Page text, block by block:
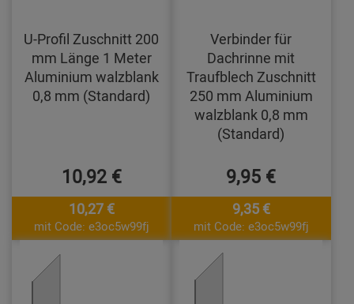
U-Profil Zuschnitt 200
mm Länge 1 Meter
Aluminium walzblank
0,8 mm (Standard)
10,92 €
10,27 €
mit Code: e3oc5w99fj
Verbinder für
Dachrinne mit
Traufblech Zuschnitt
250 mm Aluminium
walzblank 0,8 mm
(Standard)
9,95 €
9,35 €
mit Code: e3oc5w99fj